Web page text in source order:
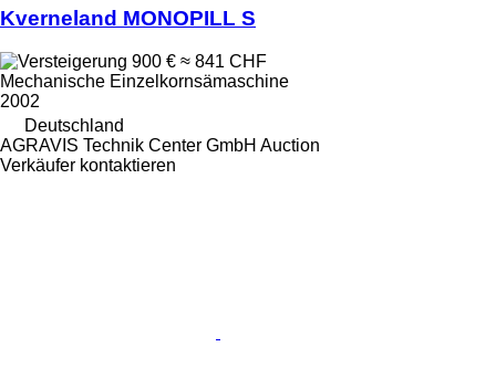
Kverneland MONOPILL S
900 € ≈ 841 CHF
Mechanische Einzelkornsämaschine
2002
Deutschland
AGRAVIS Technik Center GmbH Auction
Verkäufer kontaktieren